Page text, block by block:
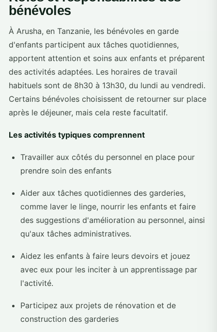
bénévoles
À Arusha, en Tanzanie, les bénévoles en garde
d'enfants participent aux tâches quotidiennes,
apportent attention et soins aux enfants et préparent
des activités adaptées. Les horaires de travail
habituels sont de 8h30 à 13h30, du lundi au vendredi.
Certains bénévoles choisissent de retourner sur place
après le déjeuner, mais cela reste facultatif.
Les activités typiques comprennent
Travailler aux côtés du personnel en place pour
prendre soin des enfants
Aider aux tâches quotidiennes des garderies,
comme laver le linge, nourrir les enfants et faire
des suggestions d'amélioration au personnel, ainsi
qu'aux tâches administratives.
Aidez les enfants à faire leurs devoirs et jouez
avec eux pour les inciter à un apprentissage par
l'activité.
Participez aux projets de rénovation et de
construction des garderies